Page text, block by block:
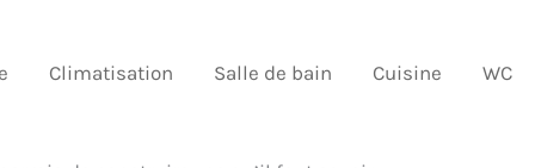
Climatisation Salle de bain Cuisine WC